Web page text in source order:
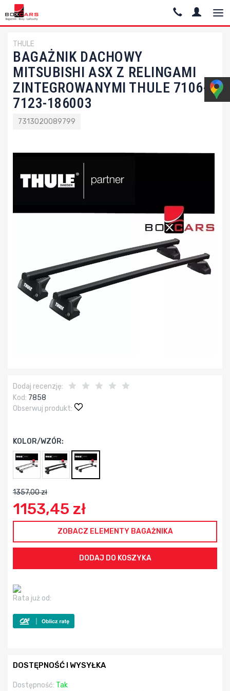
THULE
BAGAŻNIK DACHOWY
MITSUBISHI ASX Z RELINGAMI
ZINTEGROWANYMI THULE 7106-
7123-186003
7313020089799
Dodaj recenzję:
Kod: 7858
Obserwuj produkt:
KOLOR/WZÓR:
1357,00 zł
1153,45 zł
ZOBACZ ELEMENTY BAGAŻNIKA
Rata już od:
DOSTĘPNOŚĆ I WYSYŁKA
Dostępność: Tak